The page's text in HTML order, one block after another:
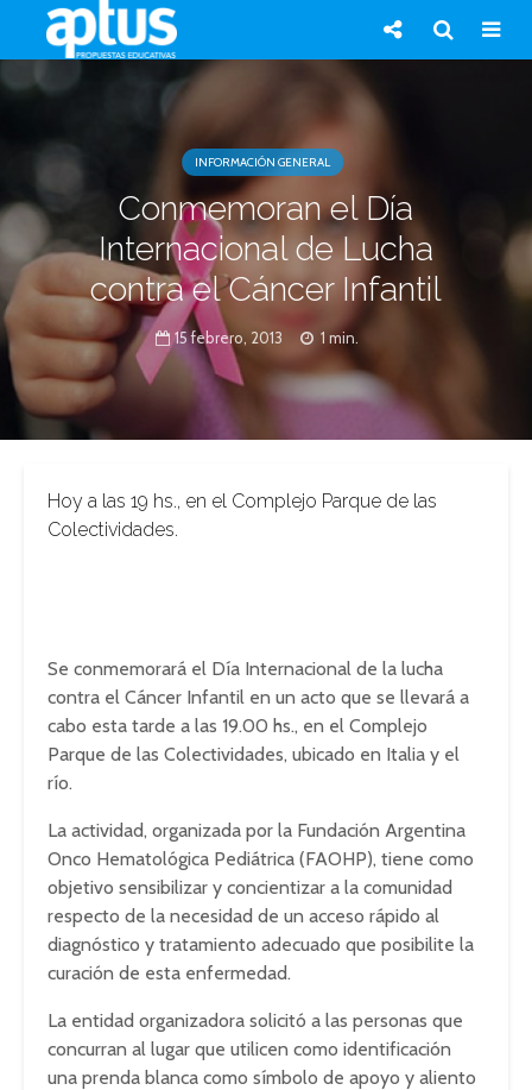
INFORMACIÓN GENERAL
Conmemoran el Día
Internacional de Lucha
contra el Cáncer Infantil
15 febrero, 2013 1 min.
Hoy a las 19 hs., en el Complejo Parque de las
Colectividades.
Se conmemorará el Día Internacional de la lucha
contra el Cáncer Infantil en un acto que se llevará a
cabo esta tarde a las 19.00 hs., en el Complejo
Parque de las Colectividades, ubicado en Italia y el
río.
La actividad, organizada por la Fundación Argentina
Onco Hematológica Pediátrica (FAOHP), tiene como
objetivo sensibilizar y concientizar a la comunidad
respecto de la necesidad de un acceso rápido al
diagnóstico y tratamiento adecuado que posibilite la
curación de esta enfermedad.
La entidad organizadora solicitó a las personas que
concurran al lugar que utilicen como identificación
una prenda blanca como símbolo de apoyo y aliento